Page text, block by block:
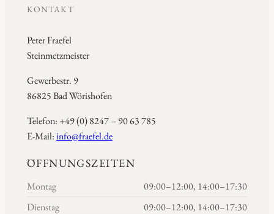
KONTAKT
Peter Fraefel
Steinmetzmeister
Gewerbestr. 9
86825 Bad Wörishofen
Telefon: +49 (0) 8247 – 90 63 785
E-Mail:info@fraefel.de
ÖFFNUNGSZEITEN
Montag
09:00–12:00, 14:00–17:30
Dienstag
09:00–12:00, 14:00–17:30